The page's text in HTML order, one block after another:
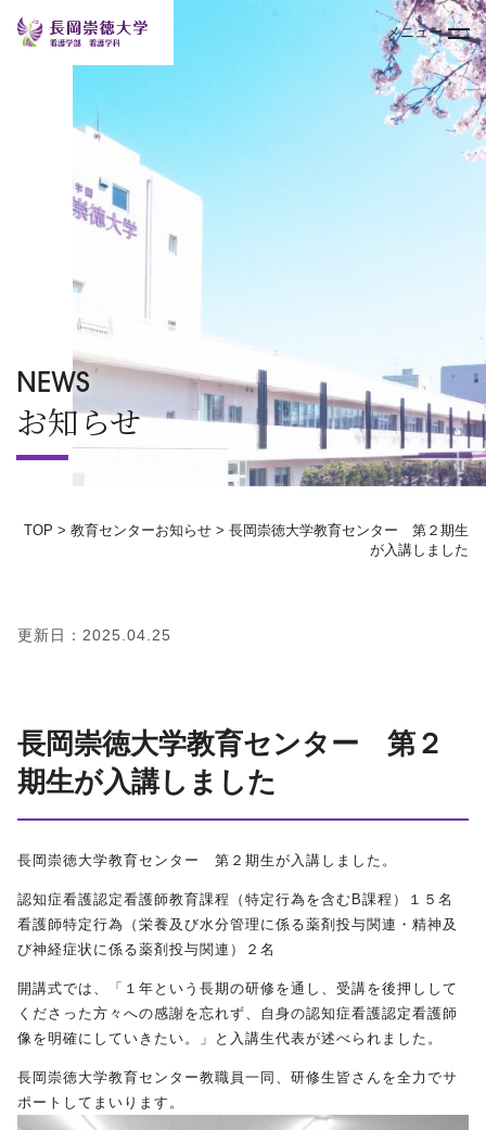
メニュー
キャンパスライフ
オープンキャンパス
地域の方へ
同窓会
資料請求
受験生の方へ 保護者の方へ
採用担当の方へ
NEWS
お知らせ
TOP > 教育センターお知らせ > 長岡崇徳大学教育センター 第２期生
が入講しました
更新日：2025.04.25
長岡崇徳大学教育センター 第２
期生が入講しました
長岡崇徳大学教育センター 第２期生が入講しました。
認知症看護認定看護師教育課程（特定行為を含む B課程）１５名
看護師特定行為（栄養及び水分管理に係る薬剤投与関連・精神及
び神経症状に係る薬剤投与関連）２名
開講式では、「１年という長期の研修を通し、受講を後押しして
くださった方々への感謝を忘れず、自身の認知症看護認定看護師
像を明確にしていきたい。」と入講生代表が述べられました。
長岡崇徳大学教育センター教職員一同、研修生皆さんを全力でサ
ポートしてまいります。